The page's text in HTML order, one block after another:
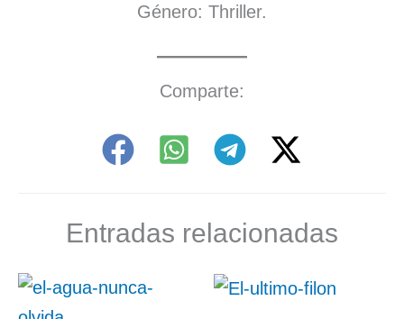
Género: Thriller.
Comparte:
Entradas relacionadas